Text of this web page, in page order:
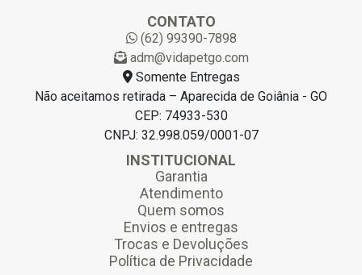
CONTATO
(62) 99390-7898
adm@vidapetgo.com
Somente Entregas
Não aceitamos retirada – Aparecida de Goiânia - GO
CEP: 74933-530
CNPJ: 32.998.059/0001-07
INSTITUCIONAL
Garantia
Atendimento
Quem somos
Envios e entregas
Trocas e Devoluções
Política de Privacidade